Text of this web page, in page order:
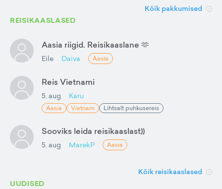
Kõik pakkumised
REISIKAASLASED
Aasia riigid. Reisikaaslane 🫶
Eile Daiva Aasia
Reis Vietnami
5. aug Karu
Aasia Vietnam Lihtsalt puhkusereis
Sooviks leida reisikaaslast))
5. aug MarekP Aasia
Kõik reisikaaslased
UUDISED